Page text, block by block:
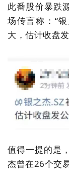
此番股价暴跌
场传言称：“
大，估计收盘
值得一提的是
杰曾在26个交